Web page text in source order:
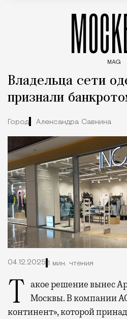
MAG
Владельца сети
признали
Город Александра Савкина
04.12.2025 1 мин. чтения
Такое решение вынес Арбитражный суд Москвы. В компании
континент», которой